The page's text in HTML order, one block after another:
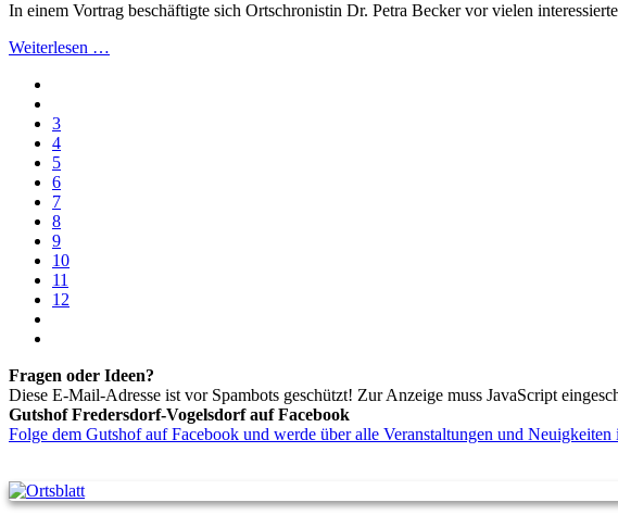
In einem Vortrag beschäftigte sich Ortschronistin Dr. Petra Becker vor vielen
Weiterlesen …
3
4
5
6
7
8
9
10
11
12
Fragen oder Ideen?
Diese E-Mail-Adresse ist vor Spambots geschützt! Zur Anzeige muss JavaScript
Gutshof Fredersdorf-Vogelsdorf auf Facebook
Folge dem Gutshof auf Facebook und werde über alle Veranstaltungen und Neuigkeiten